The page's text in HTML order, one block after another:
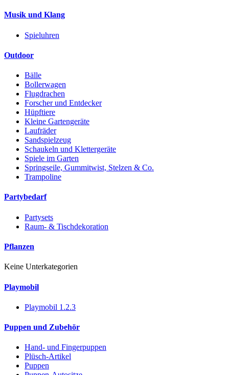
Musik und Klang
Spieluhren
Outdoor
Bälle
Bollerwagen
Flugdrachen
Forscher und Entdecker
Hüpftiere
Kleine Gartengeräte
Laufräder
Sandspielzeug
Schaukeln und Klettergeräte
Spiele im Garten
Springseile, Gummitwist, Stelzen & Co.
Trampoline
Partybedarf
Partysets
Raum- & Tischdekoration
Pflanzen
Keine Unterkategorien
Playmobil
Playmobil 1.2.3
Puppen und Zubehör
Hand- und Fingerpuppen
Plüsch-Artikel
Puppen